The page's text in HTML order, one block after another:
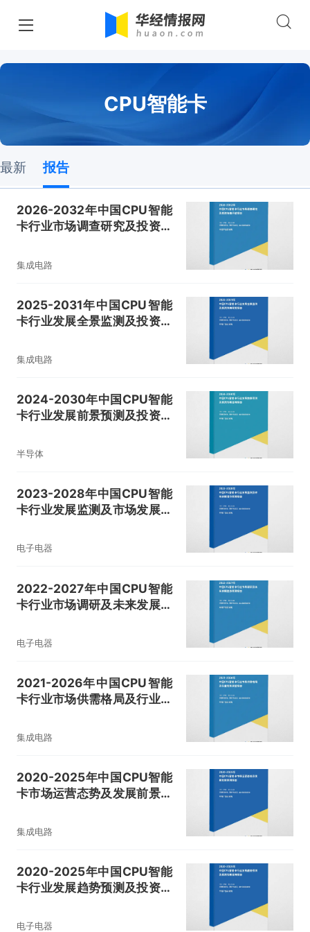
CPU智能卡
最新 报告
2026-2032年中国CPU智能
卡行业市场调查研究及投资价
集成电路
2025-2031年中国CPU智能
卡行业发展全景监测及投资方
集成电路
2024-2030年中国CPU智能
卡行业发展前景预测及投资战
半导体
2023-2028年中国CPU智能
卡行业发展监测及市场发展潜
电子电器
2022-2027年中国CPU智能
卡行业市场调研及未来发展趋
电子电器
2021-2026年中国CPU智能
卡行业市场供需格局及行业前
集成电路
2020-2025年中国CPU智能
卡市场运营态势及发展前景预
集成电路
2020-2025年中国CPU智能
卡行业发展趋势预测及投资战
电子电器